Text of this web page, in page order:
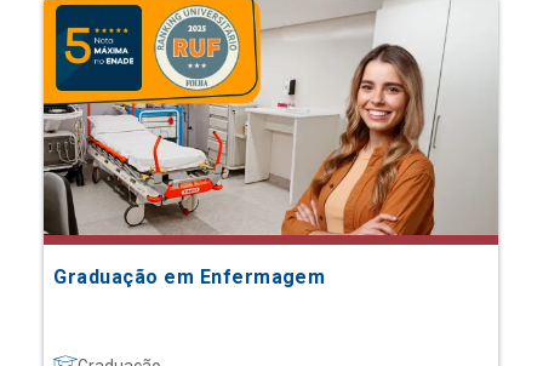
Graduação em Enfermagem